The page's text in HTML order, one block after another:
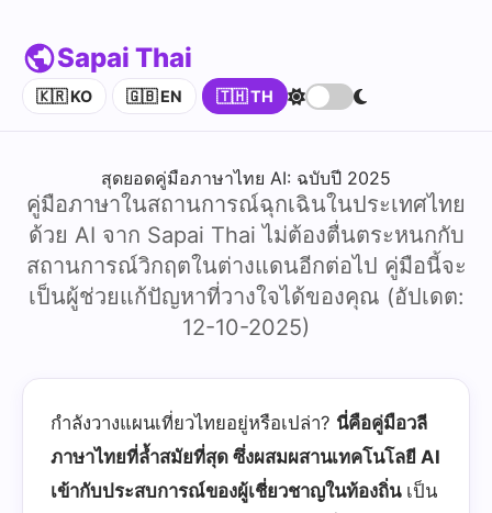
Sapai Thai
🇰🇷 KO 🇬🇧 EN 🇹🇭 TH
สุดยอดคู่มือภาษาไทย AI: ฉบับปี 2025
คู่มือภาษาในสถานการณ์ฉุกเฉินในประเทศไทย
ด้วย AI จาก Sapai Thai ไม่ต้องตื่นตระหนกกับ
สถานการณ์วิกฤตในต่างแดนอีกต่อไป คู่มือนี้จะ
เป็นผู้ช่วยแก้ปัญหาที่วางใจได้ของคุณ (อัปเดต:
12-10-2025)
กำลังวางแผนเที่ยวไทยอยู่หรือเปล่า? นี่คือคู่มือวลี
ภาษาไทยที่ล้ำสมัยที่สุด ซึ่งผสมผสานเทคโนโลยี AI
เข้ากับประสบการณ์ของผู้เชี่ยวชาญในท้องถิ่นเป็น